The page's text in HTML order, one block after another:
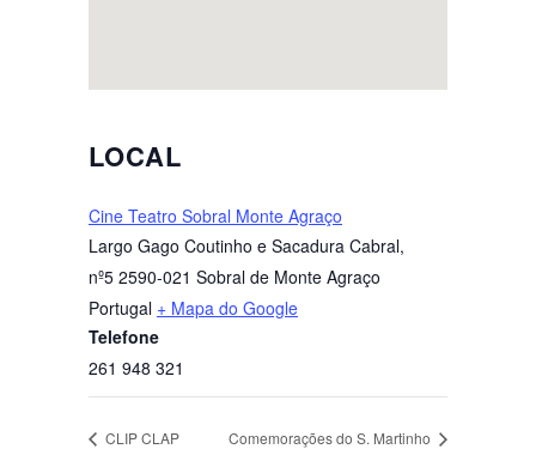
LOCAL
Cine Teatro Sobral Monte Agraço
Largo Gago Coutinho e Sacadura Cabral,
nº5 2590-021 Sobral de Monte Agraço
Portugal + Mapa do Google
Telefone
261 948 321
CLIP CLAP Comemorações do S. Martinho